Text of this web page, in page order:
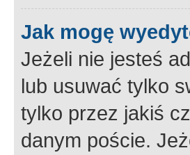
Jak mogę
Jeżeli nie jesteś
lub usuwać tylko
tylko przez jakiś
danym poście.